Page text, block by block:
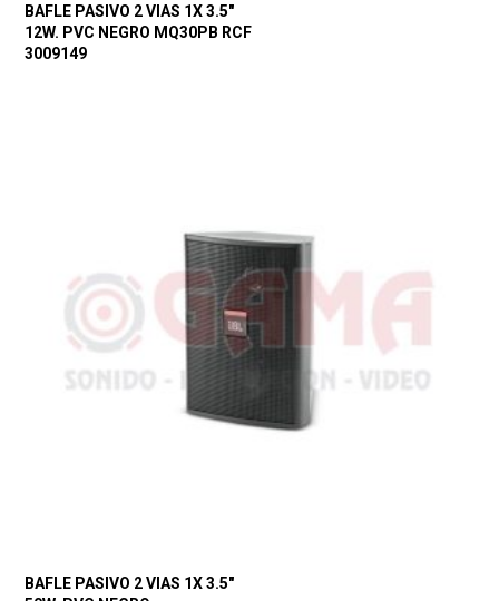
BAFLE PASIVO 2 VIAS 1X 3.5″
12W. PVC NEGRO MQ30PB RCF
3009149
BAFLE PASIVO 2 VIAS 1X 3.5″